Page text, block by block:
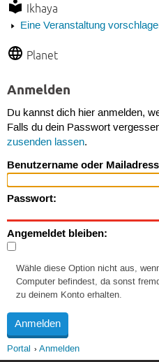
Ikhaya
Eine Veranstaltung
Planet
Anmelden
Du kannst dich hier anmelden,
Falls du dein Passwort
zusenden lassen.
Benutzername oder
Passwort:
Angemeldet bleiben:
Wähle diese Option nicht aus,
Computer befindest, da sonst
zu deinem Konto erhalten.
Portal Anmelden